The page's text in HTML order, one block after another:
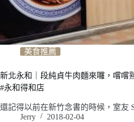
美食推薦
新北永和｜段純貞牛肉麵來囉，嚐嚐
#永和得和店
還記得以前在新竹念書的時候，室友
Jerry
2018-02-04